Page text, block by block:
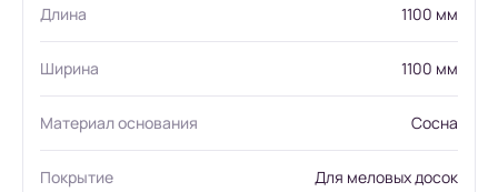
Длина 1100 мм
Ширина 1100 мм
Материал основания Сосна
Покрытие Для меловых досок